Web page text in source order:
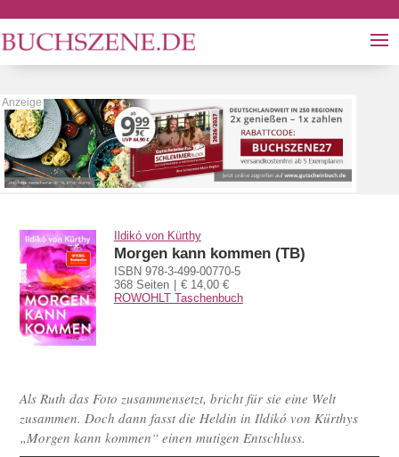
Ildikó von Kürthy
Morgen kann kommen (TB)
ISBN 978-3-499-00770-5
368 Seiten
€ 14,00 €
ROWOHLT Taschenbuch
Als Ruth das Foto zusammensetzt, bricht für sie eine Welt
zusammen. Doch dann fasst die Heldin in Ildikó von Kürthys
„Morgen kann kommen“ einen mutigen Entschluss.